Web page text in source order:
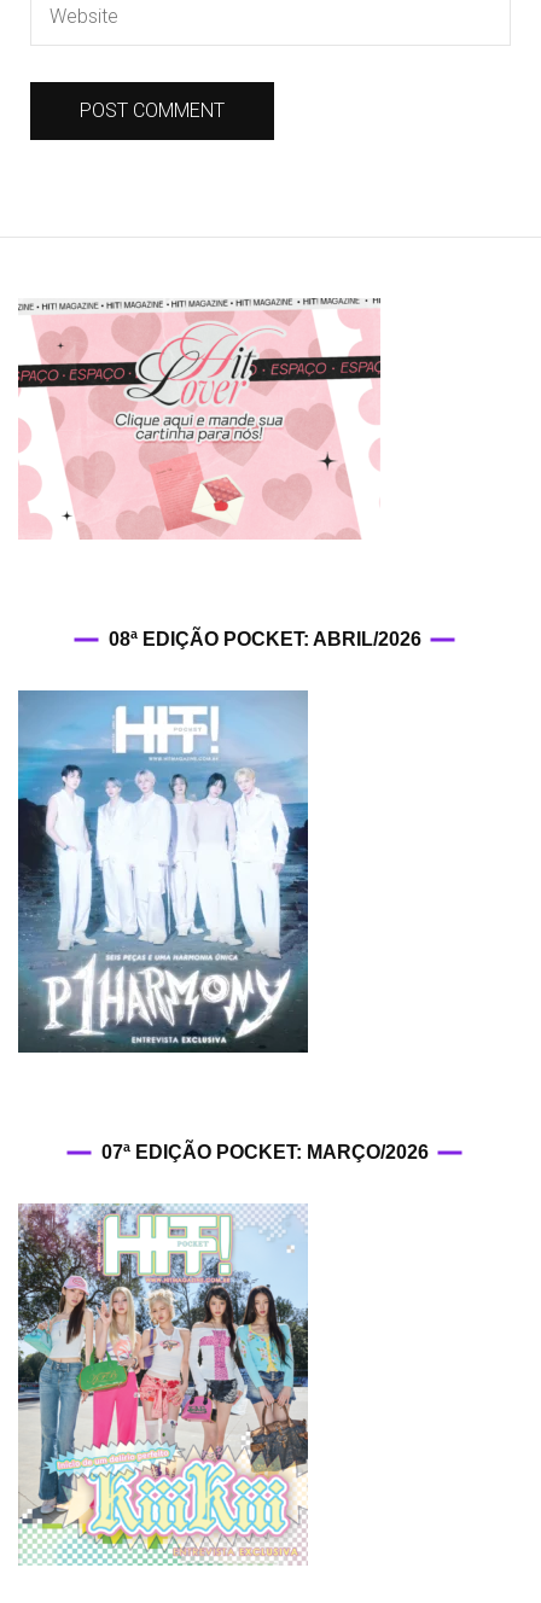
08ª EDIÇÃO POCKET: ABRIL/2026
07ª EDIÇÃO POCKET: MARÇO/2026